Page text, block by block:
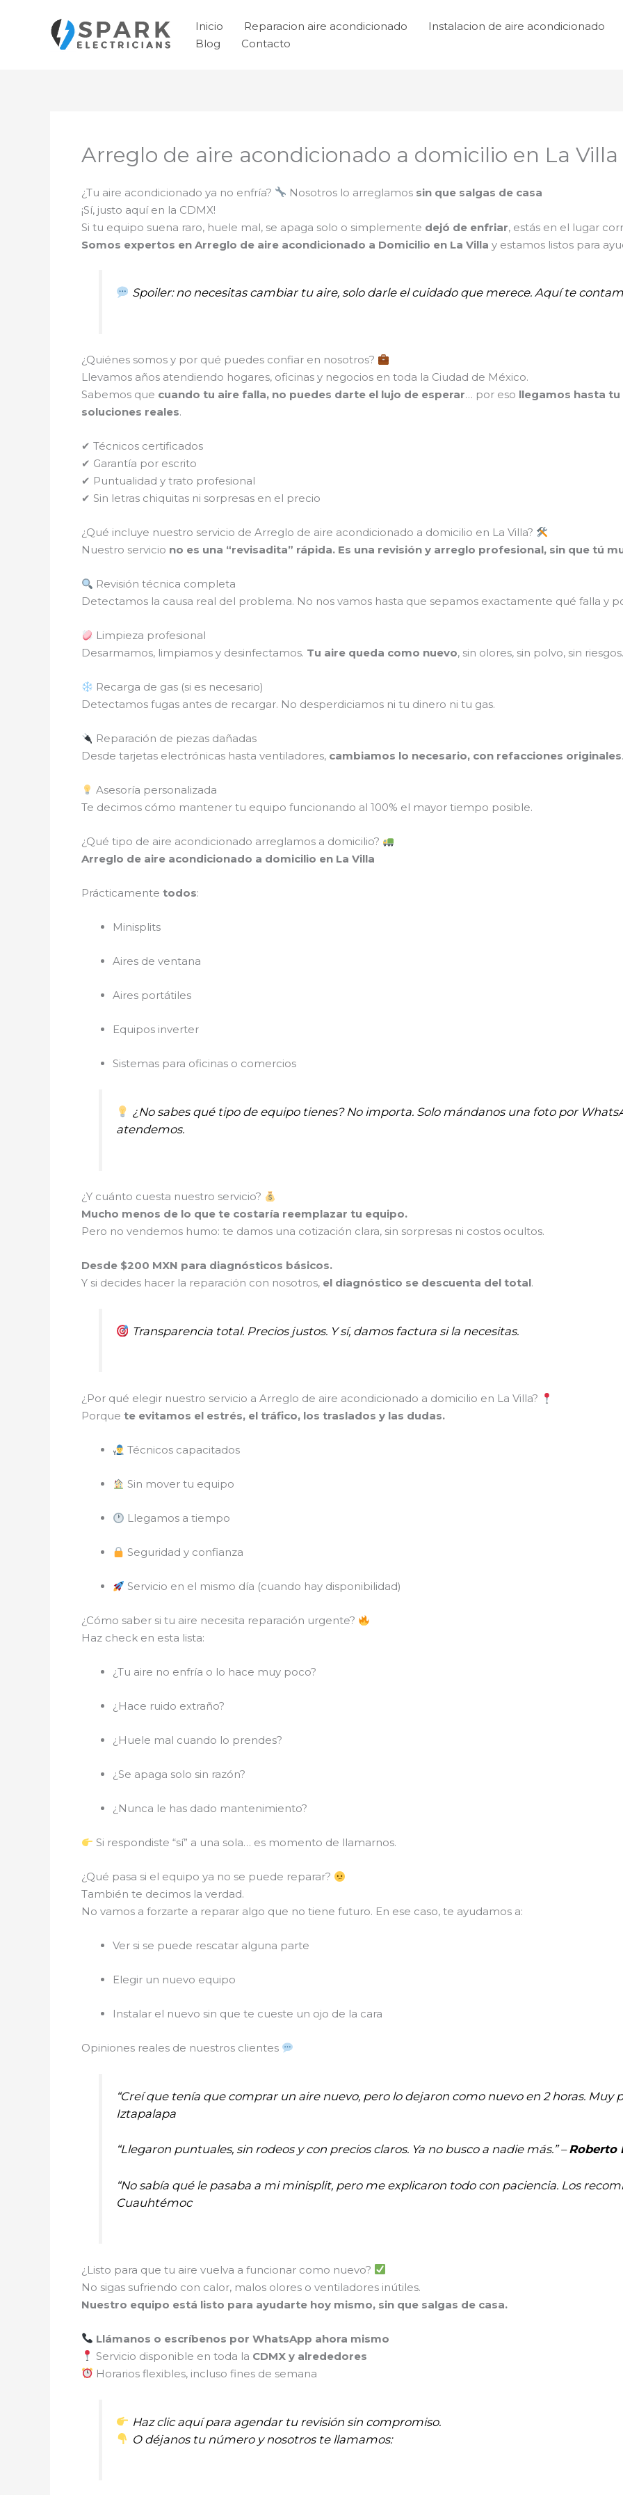
contenido
Inicio Reparacion aire acondicionado
Instalacion de aire acondicionado
Blog
Contacto
Arreglo de aire acondicionado a domicilio en La Villa
¿Tu aire acondicionado ya no enfría? Nosotros lo arreglamos sin que salgas de casa
¡Sí, justo aquí en la CDMX!
Si tu equipo suena raro, huele mal, se apaga solo o simplemente dejó de enfriar, estás en el lugar
Somos expertos en Arreglo de aire acondicionado a Domicilio en La Villa y estamos listos para
Spoiler: no necesitas cambiar tu aire, solo darle el cuidado que merece. Aquí te
¿Quiénes somos y por qué puedes confiar en nosotros?
Llevamos años atendiendo hogares, oficinas y negocios en toda la Ciudad de México.
Sabemos que cuando tu aire falla, no puedes darte el lujo de esperar… por eso llegamos hasta
soluciones reales.
✔ Técnicos certificados
✔ Garantía por escrito
✔ Puntualidad y trato profesional
✔ Sin letras chiquitas ni sorpresas en el precio
¿Qué incluye nuestro servicio de Arreglo de aire acondicionado a domicilio en La Villa?
Nuestro servicio no es una “revisadita” rápida. Es una revisión y arreglo profesional, sin que tú
Revisión técnica completa
Detectamos la causa real del problema. No nos vamos hasta que sepamos exactamente qué falla y
Limpieza profesional
Desarmamos, limpiamos y desinfectamos. Tu aire queda como nuevo, sin olores, sin polvo, sin riesgos.
Recarga de gas (si es necesario)
Detectamos fugas antes de recargar. No desperdiciamos ni tu dinero ni tu gas.
Reparación de piezas dañadas
Desde tarjetas electrónicas hasta ventiladores, cambiamos lo necesario, con refacciones originales.
Asesoría personalizada
Te decimos cómo mantener tu equipo funcionando al 100% el mayor tiempo posible.
¿Qué tipo de aire acondicionado arreglamos a domicilio?
Arreglo de aire acondicionado a domicilio en La Villa
Prácticamente todos:
Minisplits
Aires de ventana
Aires portátiles
Equipos inverter
Sistemas para oficinas o comercios
¿No sabes qué tipo de equipo tienes? No importa. Solo mándanos una foto por
atendemos.
¿Y cuánto cuesta nuestro servicio?
Mucho menos de lo que te costaría reemplazar tu equipo.
Pero no vendemos humo: te damos una cotización clara, sin sorpresas ni costos ocultos.
Desde $200 MXN para diagnósticos básicos.
Y si decides hacer la reparación con nosotros, el diagnóstico se descuenta del total.
Transparencia total. Precios justos. Y sí, damos factura si la necesitas.
¿Por qué elegir nuestro servicio a Arreglo de aire acondicionado a domicilio en La Villa?
Porque te evitamos el estrés, el tráfico, los traslados y las dudas.
Técnicos capacitados
Sin mover tu equipo
Llegamos a tiempo
Seguridad y confianza
Servicio en el mismo día (cuando hay disponibilidad)
¿Cómo saber si tu aire necesita reparación urgente?
Haz check en esta lista:
¿Tu aire no enfría o lo hace muy poco?
¿Hace ruido extraño?
¿Huele mal cuando lo prendes?
¿Se apaga solo sin razón?
¿Nunca le has dado mantenimiento?
Si respondiste “sí” a una sola… es momento de llamarnos.
¿Qué pasa si el equipo ya no se puede reparar?
También te decimos la verdad.
No vamos a forzarte a reparar algo que no tiene futuro. En ese caso, te ayudamos a:
Ver si se puede rescatar alguna parte
Elegir un nuevo equipo
Instalar el nuevo sin que te cueste un ojo de la cara
Opiniones reales de nuestros clientes
“Creí que tenía que comprar un aire nuevo, pero lo dejaron como nuevo en 2 horas. Muy
Iztapalapa
“Llegaron puntuales, sin rodeos y con precios claros. Ya no busco a nadie más.” –Roberto
“No sabía qué le pasaba a mi minisplit, pero me explicaron todo con paciencia. Los
Cuauhtémoc
¿Listo para que tu aire vuelva a funcionar como nuevo?
No sigas sufriendo con calor, malos olores o ventiladores inútiles.
Nuestro equipo está listo para ayudarte hoy mismo, sin que salgas de casa.
Llámanos o escríbenos por WhatsApp ahora mismo
Servicio disponible en toda la CDMX y alrededores
Horarios flexibles, incluso fines de semana
Haz clic aquí para agendar tu revisión sin compromiso.
O déjanos tu número y nosotros te llamamos: